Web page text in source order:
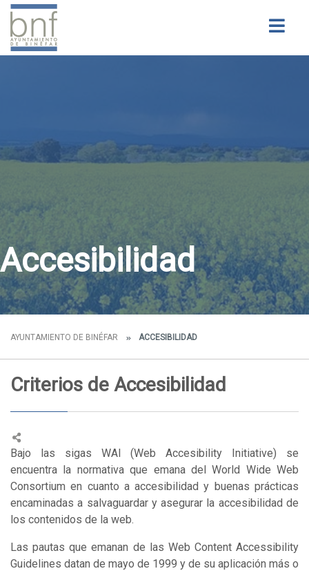
Accesibilidad
AYUNTAMIENTO DE BINÉFAR ACCESIBILIDAD
Criterios de Accesibilidad
Bajo las sigas WAI (Web Accesibility Initiative) se
encuentra la normativa que emana del World Wide Web
Consortium en cuanto a accesibilidad y buenas prácticas
encaminadas a salvaguardar y asegurar la accesibilidad de
los contenidos de la web.
Las pautas que emanan de las Web Content Accessibility
Guidelines datan de mayo de 1999 y de su aplicación más o